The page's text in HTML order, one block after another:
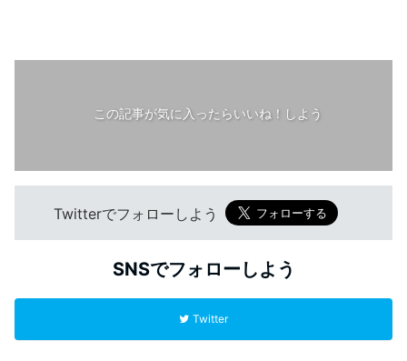
この記事が気に入ったらいいね！しよう
Twitterでフォローしよう
SNSでフォローしよう
Twitter